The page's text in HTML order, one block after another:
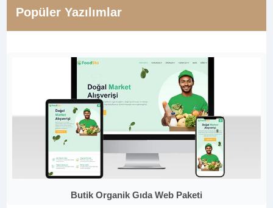
Popüler Yazılımlar
Butik Organik Gıda Web Paketi